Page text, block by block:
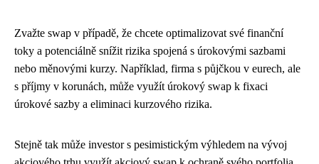
Zvažte swap v případě, že chcete optimalizovat své finanční
toky a potenciálně snížit rizika spojená s úrokovými sazbami
nebo měnovými kurzy. Například, firma s půjčkou v eurech, ale
s příjmy v korunách, může využít úrokový swap k fixaci
úrokové sazby a eliminaci kurzového rizika.
Stejně tak může investor s pesimistickým výhledem na vývoj